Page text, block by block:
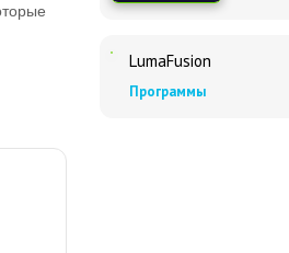
LumaFusion
Программы